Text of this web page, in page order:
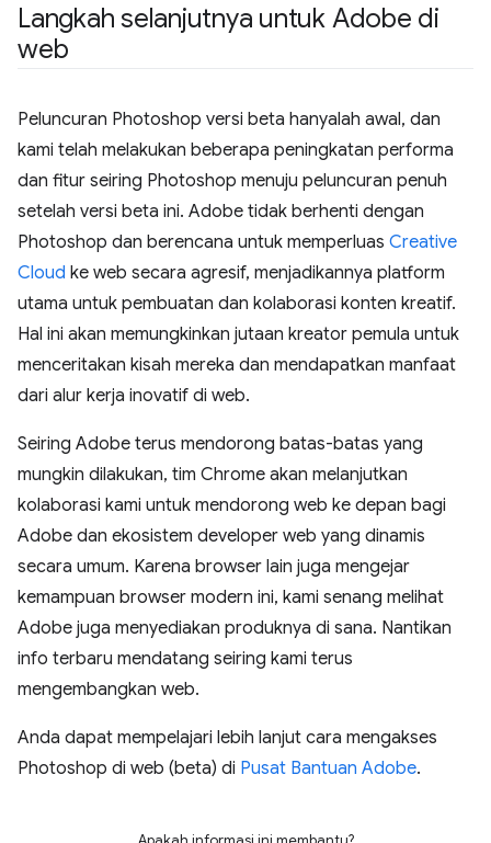
Langkah selanjutnya untuk Adobe di
web
Peluncuran Photoshop versi beta hanyalah awal, dan
kami telah melakukan beberapa peningkatan performa
dan fitur seiring Photoshop menuju peluncuran penuh
setelah versi beta ini. Adobe tidak berhenti dengan
Photoshop dan berencana untuk memperluas Creative
Cloud ke web secara agresif, menjadikannya platform
utama untuk pembuatan dan kolaborasi konten kreatif.
Hal ini akan memungkinkan jutaan kreator pemula untuk
menceritakan kisah mereka dan mendapatkan manfaat
dari alur kerja inovatif di web.
Seiring Adobe terus mendorong batas-batas yang
mungkin dilakukan, tim Chrome akan melanjutkan
kolaborasi kami untuk mendorong web ke depan bagi
Adobe dan ekosistem developer web yang dinamis
secara umum. Karena browser lain juga mengejar
kemampuan browser modern ini, kami senang melihat
Adobe juga menyediakan produknya di sana. Nantikan
info terbaru mendatang seiring kami terus
mengembangkan web.
Anda dapat mempelajari lebih lanjut cara mengakses
Photoshop di web (beta) di Pusat Bantuan Adobe.